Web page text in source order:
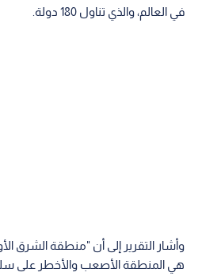
في العالم، والذي تناول 180 دولة.
وأشار التقرير إلى أن "منطقة الشرق
هي المنطقة الأصعب والأخطر على